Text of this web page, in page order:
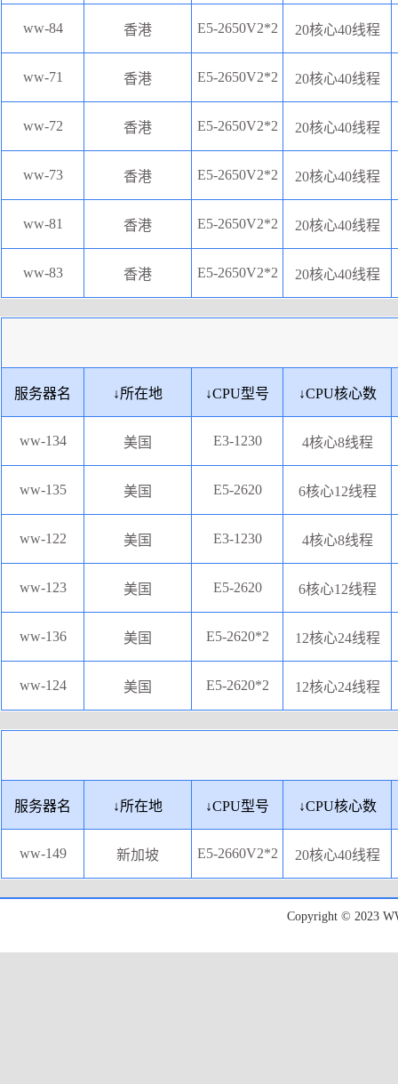
ww-84 香港 E5-2650V2*2 20核心40线程
ww-71 香港 E5-2650V2*2 20核心40线程
ww-72 香港 E5-2650V2*2 20核心40线程
ww-73 香港 E5-2650V2*2 20核心40线程
ww-81 香港 E5-2650V2*2 20核心40线程
ww-83 香港 E5-2650V2*2 20核心40线程
服务器名 ↓所在地 ↓CPU型号 ↓CPU核心数
ww-134 美国 E3-1230 4核心8线程
ww-135 美国 E5-2620 6核心12线程
ww-122 美国 E3-1230 4核心8线程
ww-123 美国 E5-2620 6核心12线程
ww-136 美国 E5-2620*2 12核心24线程
ww-124 美国 E5-2620*2 12核心24线程
服务器名 ↓所在地 ↓CPU型号 ↓CPU核心数
ww-149 新加坡 E5-2660V2*2 20核心40线程
Copyright © 2023